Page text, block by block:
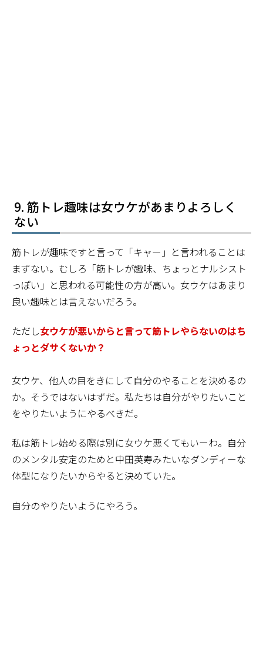
筋トレ趣味は女ウケがあまりよろしく
ない
筋トレが趣味ですと言って「キャー」と言われることは
まずない。むしろ「筋トレが趣味、ちょっとナルシスト
っぽい」と思われる可能性の方が高い。女ウケはあまり
良い趣味とは言えないだろう。
ただし女ウケが悪いからと言って筋トレやらないのはち
ょっとダサくないか？
女ウケ、他人の目をきにして自分のやることを決めるの
か。そうではないはずだ。私たちは自分がやりたいこと
をやりたいようにやるべきだ。
私は筋トレ始める際は別に女ウケ悪くてもいーわ。自分
のメンタル安定のためと中田英寿みたいなダンディーな
体型になりたいからやると決めていた。
自分のやりたいようにやろう。